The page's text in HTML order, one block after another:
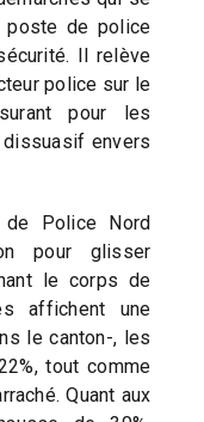
poste de police
Il relève
police sur le
pour les
envers
de Police Nord
pour glisser
le corps de
affichent une
le canton-, les
tout comme
Quant aux